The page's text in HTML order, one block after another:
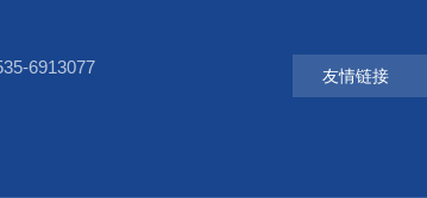
6913077 友情链接